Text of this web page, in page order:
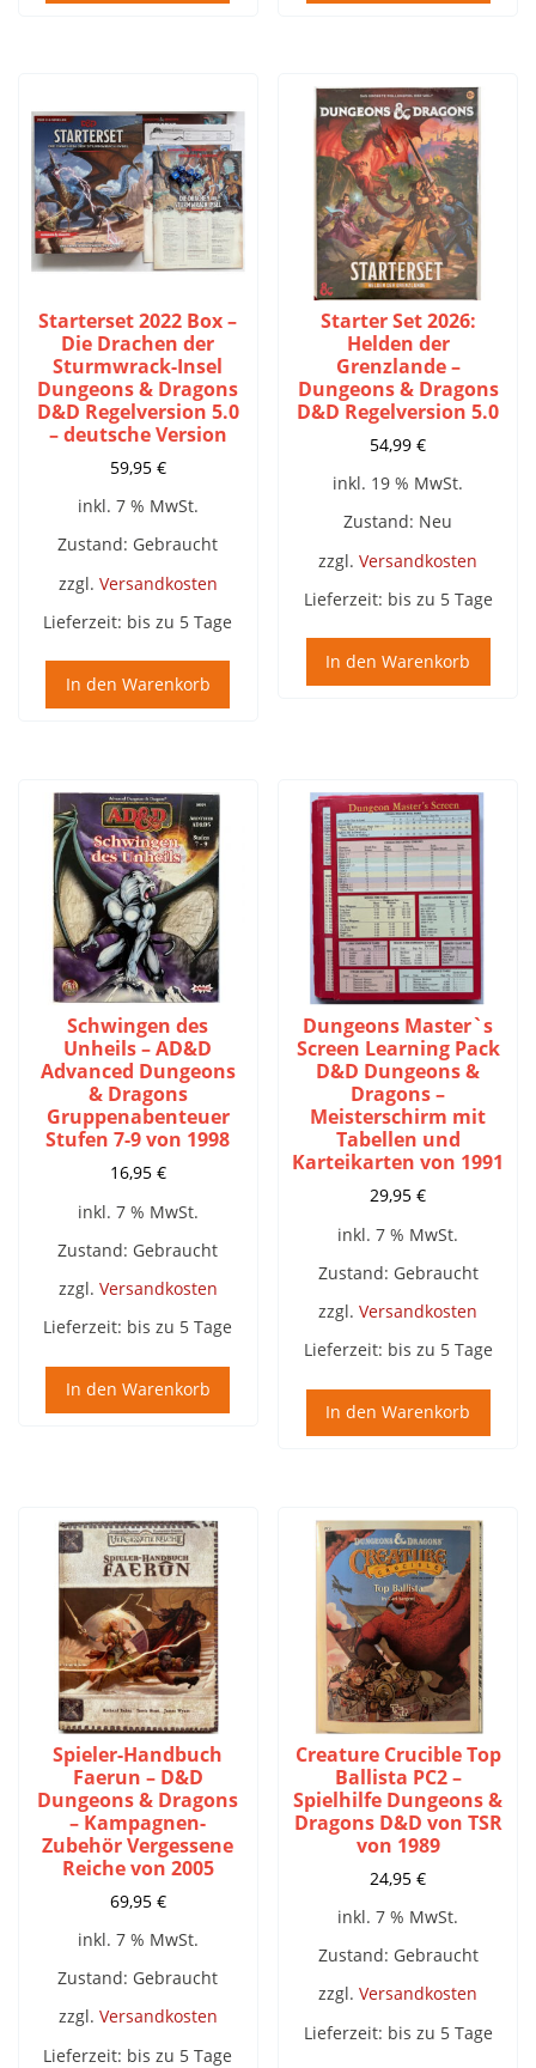
Starterset 2022 Box –
Die Drachen der
Sturmwrack-Insel
Dungeons & Dragons
D&D Regelversion 5.0
– deutsche Version
59,95 €
inkl. 7 % MwSt.
Zustand: Gebraucht
zzgl. Versandkosten
Lieferzeit: bis zu 5 Tage
In den Warenkorb
Starter Set 2026:
Helden der
Grenzlande –
Dungeons & Dragons
D&D Regelversion 5.0
54,99€
inkl. 19 % MwSt.
Zustand: Neu
zzgl.Versandkosten
Lieferzeit: bis zu 5 Tage
In den Warenkorb
Schwingen des
Unheils – AD&D
Advanced Dungeons
& Dragons
Gruppenabenteuer
Stufen 7-9 von 1998
16,95 €
inkl. 7 % MwSt.
Zustand: Gebraucht
zzgl. Versandkosten
Lieferzeit: bis zu 5 Tage
In den Warenkorb
Dungeons Master`s
Screen Learning Pack
D&D Dungeons &
Dragons –
Meisterschirm mit
Tabellen und
Karteikarten von 1991
29,95€
inkl. 7 % MwSt.
Zustand: Gebraucht
zzgl.Versandkosten
Lieferzeit: bis zu 5 Tage
In den Warenkorb
Spieler-Handbuch
Faerun – D&D
Dungeons & Dragons
– Kampagnen-
Zubehör Vergessene
Reiche von 2005
69,95 €
inkl. 7 % MwSt.
Zustand: Gebraucht
zzgl. Versandkosten
Lieferzeit: bis zu 5 Tage
Creature Crucible Top
Ballista PC2 –
Spielhilfe Dungeons &
Dragons D&D von TSR
von 1989
24,95€
inkl. 7 % MwSt.
Zustand: Gebraucht
zzgl.Versandkosten
Lieferzeit: bis zu 5 Tage